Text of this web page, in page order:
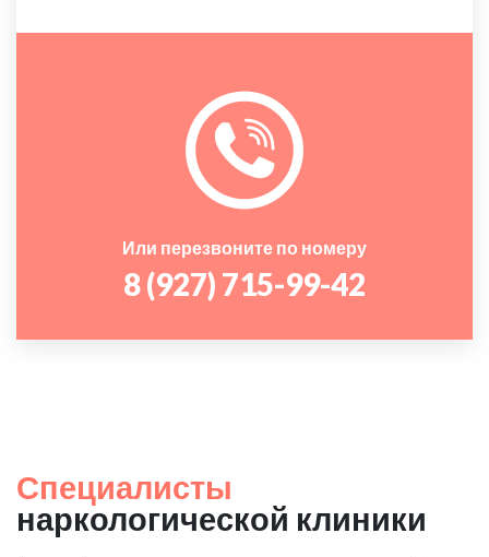
Или перезвоните по номеру
8 (927) 715-99-42
Специалисты
наркологической клиники